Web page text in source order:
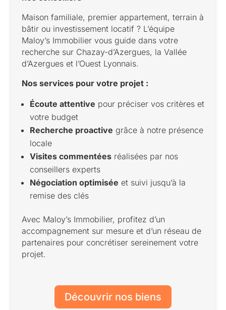
Maison familiale, premier appartement, terrain à
bâtir ou investissement locatif ? L’équipe
Maloy’s Immobilier vous guide dans votre
recherche sur Chazay-d’Azergues, la Vallée
d’Azergues et l’Ouest Lyonnais.
Nos services pour votre projet :
Écoute attentive pour préciser vos critères et
votre budget
Recherche proactive grâce à notre présence
locale
Visites commentéesréalisées par nos
conseillers experts
Négociation optimisée et suivi jusqu’à la
remise des clés
Avec Maloy’s Immobilier, profitez d’un
accompagnement sur mesure et d’un réseau de
partenaires pour concrétiser sereinement votre
projet.
Découvrir nos biens